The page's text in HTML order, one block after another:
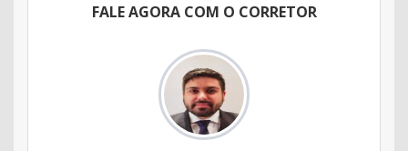
FALE AGORA COM O CORRETOR